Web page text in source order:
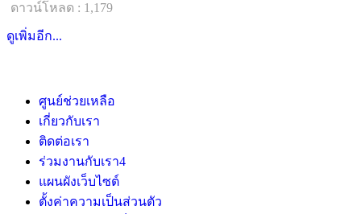
ดาวน์โหลด : 1,179
ดูเพิ่มอีก...
ศูนย์ช่วยเหลือ
เกี่ยวกับเรา
ติดต่อเรา
ร่วมงานกับเรา4
แผนผังเว็บไซต์
ตั้งค่าความเป็นส่วนตัว